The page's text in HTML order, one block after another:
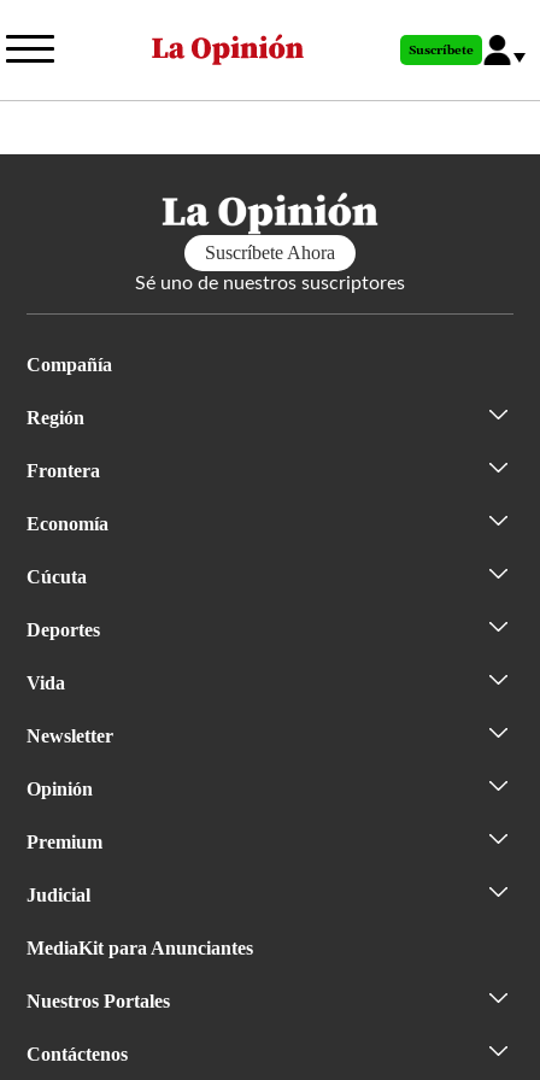
al
principal
Suscríbete
Suscríbete Ahora
Sé uno de nuestros suscriptores
Compañía
Región
Frontera
Economía
Cúcuta
Deportes
Vida
Newsletter
Opinión
Premium
Judicial
MediaKit para Anunciantes
Nuestros Portales
Contáctenos